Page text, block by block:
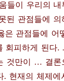
들이 우리의
된 관점들에 의
은 관점들에 어
회피하게 된다.
것만이 … 결론
. 현재의 체제에